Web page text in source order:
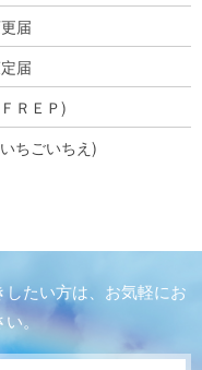
届
届
ＲＥＰ)
ちごいちえ)
たい方は、お気軽にお
い。